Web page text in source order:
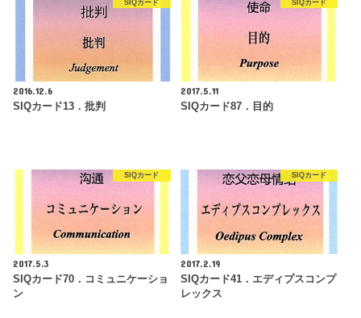
SIQカード
2016.12.6
SIQカード13．批判
SIQカード
2017.5.11
SIQカード87．目的
SIQカード
2017.5.3
SIQカード70．コミュニケーショ
ン
SIQカード
2017.2.19
SIQカード41．エディプスコンプ
レックス